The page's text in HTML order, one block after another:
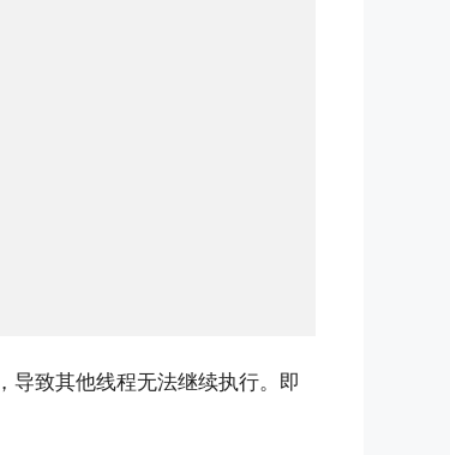
导致其他线程无法继续执行。即